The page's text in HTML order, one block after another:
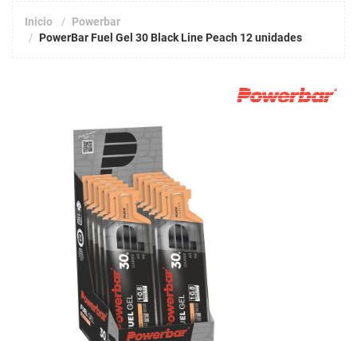
Inicio
Powerbar
PowerBar Fuel Gel 30 Black Line Peach 12 unidades